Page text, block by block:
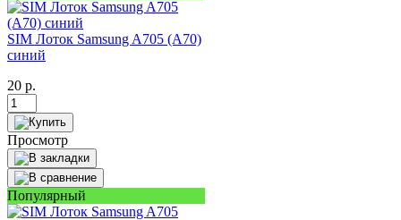
SIM Лоток Samsung A705 (A70)
синий
20 р.
Просмотр
Популярный